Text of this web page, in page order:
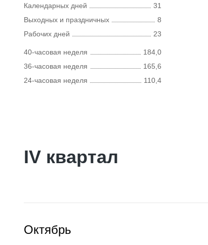
Календарных дней
31
Выходных и праздничных
8
Рабочих дней
23
40-часовая неделя
184,0
36-часовая неделя
165,6
24-часовая неделя
110,4
IV квартал
Октябрь